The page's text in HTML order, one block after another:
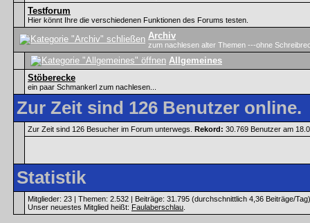
Testforum
Hier könnt Ihre die verschiedenen Funktionen des Forums testen.
Archiv
zum nachlesen alter Themen ---ohne
Allgemeines
Stöberecke
ein paar Schmankerl zum nachlesen...
Zur Zeit sind 126 Benutzer online.
Zur Zeit sind 126 Besucher im Forum unterwegs. Rekord: 30.769 Benutzer am
Statistik
Mitglieder: 23 | Themen: 2.532 | Beiträge: 31.795 (durchschnittlich 4,36 Beiträge/Tag)
Unser neuestes Mitglied heißt: Faulaberschlau